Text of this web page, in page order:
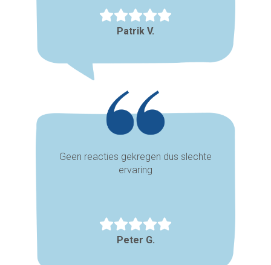
Patrik V.
Geen reacties gekregen dus slechte
ervaring
Peter G.